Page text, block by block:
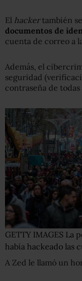
El hackertambién
documentos de
cuenta de correo a
Además, el
seguridad
contraseña de todas
GETTY IMAGES La
había hackeado las
A Zed le llamó un